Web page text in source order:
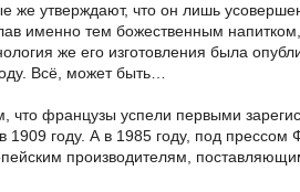
же утверждают, что он лишь
именно тем божественным
же его изготовления была
Всё, может быть…
что французы успели первыми
1909 году. А в 1985 году, под
производителям,